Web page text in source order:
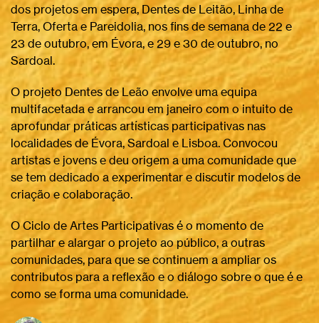
dos projetos em espera, Dentes de Leitão, Linha de
Terra, Oferta e Pareidolia, nos fins de semana de 22 e
23 de outubro, em Évora, e 29 e 30 de outubro, no
Sardoal.
O projeto Dentes de Leão envolve uma equipa
multifacetada e arrancou em janeiro com o intuito de
aprofundar práticas artísticas participativas nas
localidades de Évora, Sardoal e Lisboa. Convocou
artistas e jovens e deu origem a uma comunidade que
se tem dedicado a experimentar e discutir modelos de
criação e colaboração.
O Ciclo de Artes Participativas é o momento de
partilhar e alargar o projeto ao público, a outras
comunidades, para que se continuem a ampliar os
contributos para a reflexão e o diálogo sobre o que é e
como se forma uma comunidade.